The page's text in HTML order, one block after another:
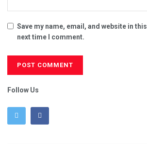
Save my name, email, and website in
next time I comment.
Follow Us